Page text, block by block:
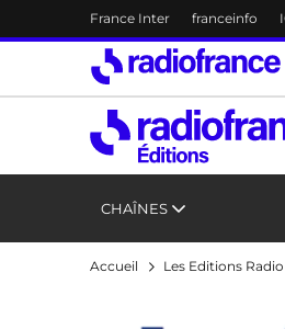
Accès direct :
Menu principal
France Inter franceinfo
CHAÎNES
Accueil Les Editions